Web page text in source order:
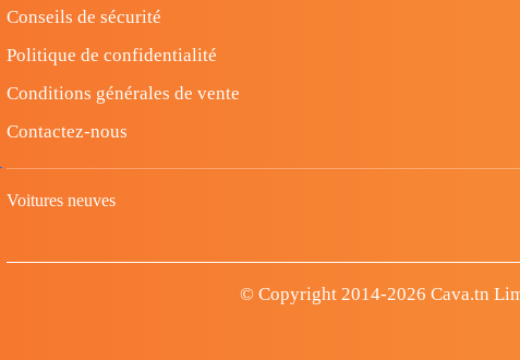
Conseils de sécurité
Politique de confidentialité
Conditions générales de vente
Contactez-nous
Voitures neuves
© Copyright 2014-2026 Cava.tn